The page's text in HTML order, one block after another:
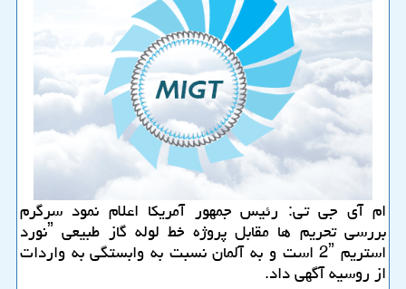
ام آی جی تی: رئیس جمهور آمریكا اعلام نمود سرگرم
بررسی تحریم ها مقابل پروژه خط لوله گاز طبیعی ˮنورد
استریم 2ˮ است و به آلمان نسبت به وابستگی به واردات
از روسیه آگهی داد.